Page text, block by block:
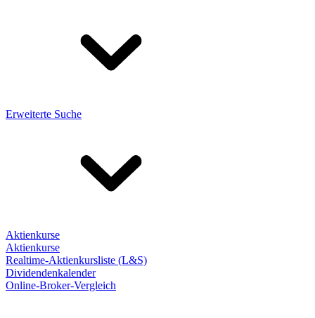
Erweiterte Suche
Aktienkurse
Aktienkurse
Realtime-Aktienkursliste (L&S)
Dividendenkalender
Online-Broker-Vergleich